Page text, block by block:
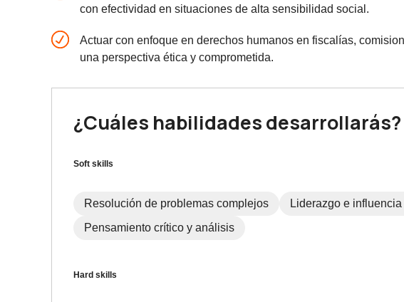
con efectividad en situaciones de alta sensibilidad social.
Actuar con enfoque en derechos humanos en fiscalías,
una perspectiva ética y comprometida.
¿Cuáles habilidades desarrollarás?
Soft skills
Resolución de problemas complejos
Liderazgo e influencia
Pensamiento crítico y análisis
Hard skills